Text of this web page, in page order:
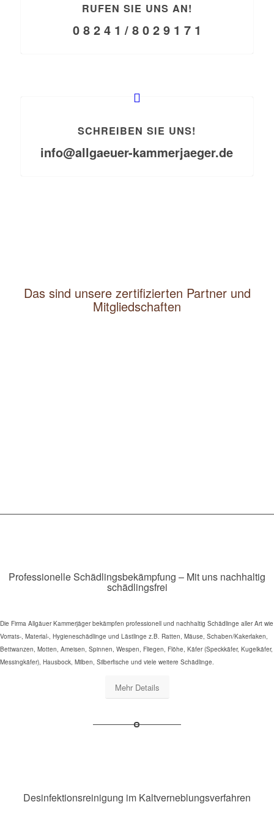
RUFEN SIE UNS AN!
0 8 2 4 1 / 8 0 2 9 1 7 1
SCHREIBEN SIE UNS!
info@allgaeuer-kammerjaeger.de
Das sind unsere zertifizierten Partner und
Mitgliedschaften
Professionelle Schädlingsbekämpfung – Mit uns nachhaltig
schädlingsfrei
Die Firma Allgäuer Kammerjäger bekämpfen professionell und nachhaltig Schädlinge aller Art wie
Vorrats-, Material-, Hygieneschädlinge und Lästlinge z.B. Ratten, Mäuse, Schaben/Kakerlaken,
Bettwanzen, Motten, Ameisen, Spinnen, Wespen, Fliegen, Flöhe, Käfer (Speckkäfer, Kugelkäfer,
Messingkäfer), Hausbock, Milben, Silberfische und viele weitere Schädlinge.
Mehr Details
Desinfektionsreinigung im Kaltverneblungsverfahren